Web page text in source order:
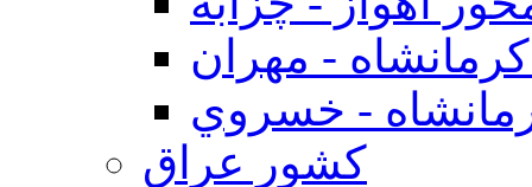
- مهران
- خسروي
كشور عراق